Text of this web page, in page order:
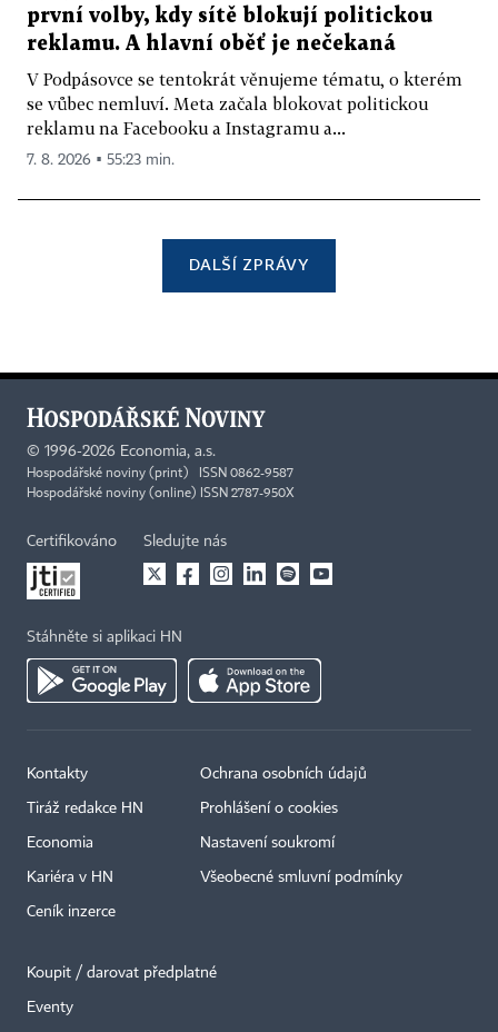
první volby, kdy sítě blokují politickou
reklamu. A hlavní oběť je nečekaná
V Podpásovce se tentokrát věnujeme tématu, o kterém
se vůbec nemluví. Meta začala blokovat politickou
reklamu na Facebooku a Instagramu a...
7. 8. 2026 ▪ 55:23 min.
DALŠÍ ZPRÁVY
© 1996-2026 Economia, a.s.
Hospodářské noviny (print) ISSN 0862-9587
Hospodářské noviny (online) ISSN 2787-950X
Certifikováno Sledujte nás
Stáhněte si aplikaci HN
Kontakty
Tiráž redakce HN
Economia
Kariéra v HN
Ceník inzerce
Ochrana osobních údajů
Prohlášení o cookies
Nastavení soukromí
Všeobecné smluvní podmínky
Koupit / darovat předplatné
Eventy